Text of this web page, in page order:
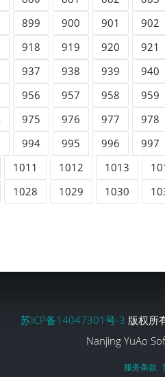
899 900 901 902
918 919 920 921
937 938 939 940
956 957 958 959
975 976 977 978
994 995 996 997
1011 1012 1013
1028 1029 1030
苏ICP备14047301号-3 版权所
Nanjing YuAo
服务条款